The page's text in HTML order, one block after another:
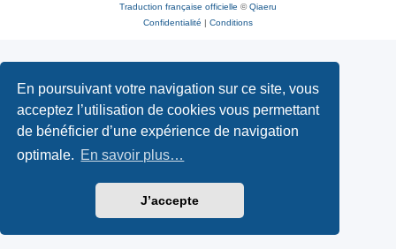
En poursuivant votre navigation sur ce site, vous
acceptez l’utilisation de cookies vous permettant
de bénéficier d’une expérience de navigation
optimale. En savoir plus…
J’accepte
Traduction française officielle ©Qiaeru
Confidentialité | Conditions